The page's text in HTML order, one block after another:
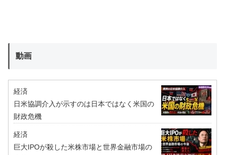
動画
経済
日米協調介入が示すのは日本ではなく米国の
財政危機
経済
巨大IPOが殺した米株市場と世界金融市場の